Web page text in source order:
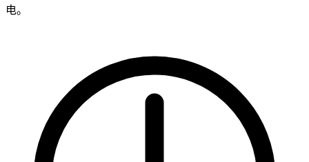
电。